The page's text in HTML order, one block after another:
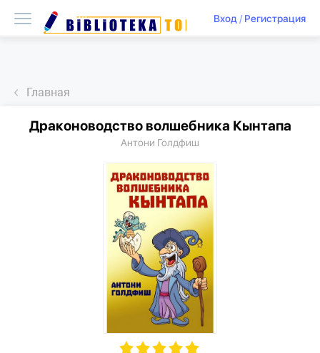
Вход/ Регистрация
Главная
Драконоводство волшебника Кынтапа
Антони Голдфиш